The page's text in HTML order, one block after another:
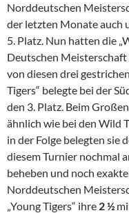
Norddeutschen
der letzten Monate auch
5. Platz. Nun hatten die
Deutschen Meisterschaft
von diesen drei
Tigers“ belegte bei der
den 3. Platz. Beim
ähnlich wie bei den Wild
in der Folge belegten sie
diesem Turnier nochmal
beheben und noch
Norddeutschen
„Young Tigers“ ihre 2 ½